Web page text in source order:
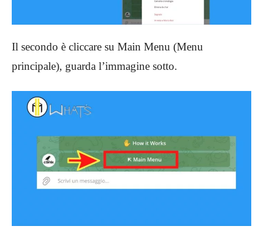
Il secondo è cliccare su Main Menu (Menu
principale), guarda l’immagine sotto.